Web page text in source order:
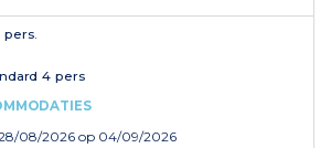
4 pers
08/2026op 04/09/2026